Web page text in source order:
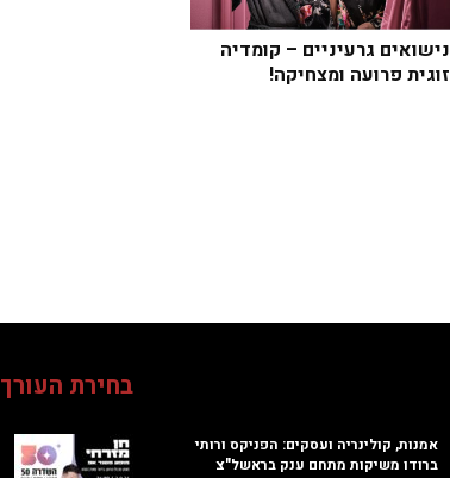
נישואים גרעיניים – קומדיה
זוגית פרועה ומצחיקה!
בחירת העורך
אמנות, קולינריה ועסקים: הפניקס ורותי
ברודו משיקות מתחם ענק בראשל"צ